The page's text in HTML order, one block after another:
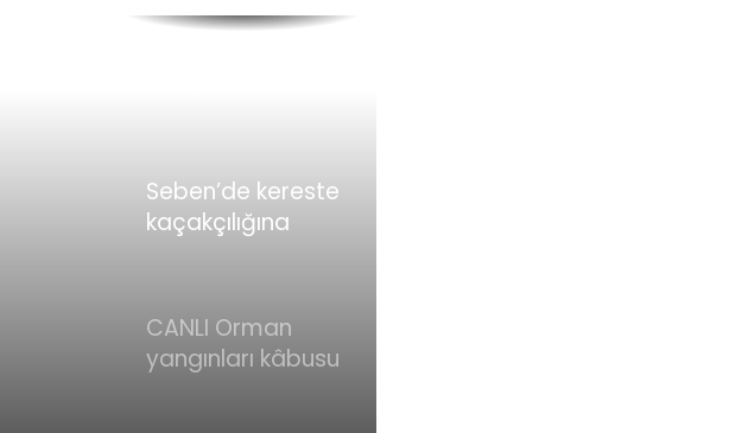
geliştiriyor !
Seben’de kereste
kaçakçılığına
CANLI Orman
yangınları kâbusu